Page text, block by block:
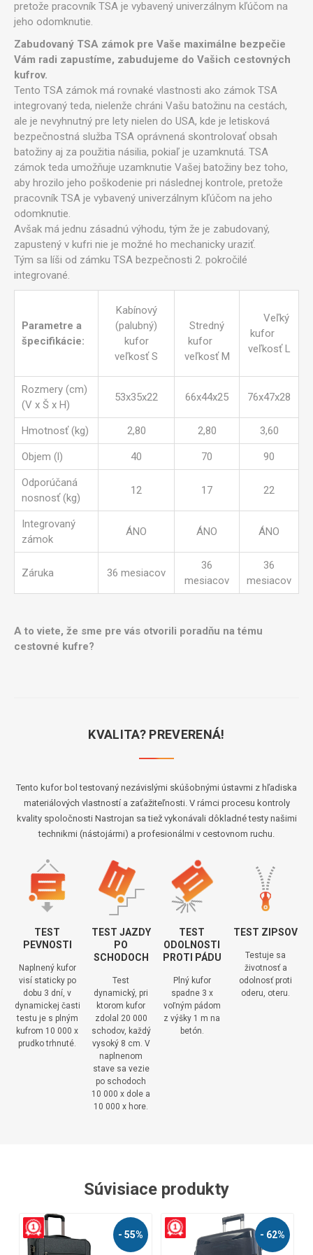
pretože pracovník TSA je vybavený univerzálnym kľúčom na
jeho odomknutie.
Zabudovaný TSA zámok pre Vaše maximálne bezpečie
Vám radi zapustíme, zabudujeme do Vašich cestovných
kufrov.
Tento TSA zámok má rovnaké vlastnosti ako zámok TSA
integrovaný teda, nielenže chráni Vašu batožinu na cestách,
ale je nevyhnutný pre lety nielen do USA, kde je letisková
bezpečnostná služba TSA oprávnená skontrolovať obsah
batožiny aj za použitia násilia, pokiaľ je uzamknutá. TSA
zámok teda umožňuje uzamknutie Vašej batožiny bez toho,
aby hrozilo jeho poškodenie pri následnej kontrole, pretože
pracovník TSA je vybavený univerzálnym kľúčom na jeho
odomknutie.
Avšak má jednu zásadnú výhodu, tým že je zabudovaný,
zapustený v kufri nie je možné ho mechanicky uraziť.
Tým sa líši od zámku TSA bezpečnosti 2. pokročilé
integrované.
Parametre a
špecifikácie:
Kabínový
(palubný)
kufor
veľkosť S
Stredný
kufor
veľkosť M
Veľký
kufor
veľkosť L
Rozmery (cm)
(V x Š x H)
53x35x22 66x44x25 76x47x28
Hmotnosť (kg) 2,80 2,80 3,60
Objem (l) 40 70 90
Odporúčaná
nosnosť (kg)
12 17 22
Integrovaný
zámok
ÁNO ÁNO ÁNO
Záruka 36 mesiacov
36
mesiacov
36
mesiacov
A to viete, že sme pre vás otvorili poradňu na tému
cestovné kufre?
KVALITA? PREVERENÁ!
Tento kufor bol testovaný nezávislými skúšobnými ústavmi z hľadiska
materiálových vlastností a zaťažiteľnosti. V rámci procesu kontroly
kvality spoločnosti Nastrojan sa tiež vykonávali dôkladné testy našimi
technikmi (nástojármi) a profesionálmi v cestovnom ruchu.
TEST
PEVNOSTI
Naplnený kufor
visí staticky po
dobu 3 dní, v
dynamickej časti
testu je s plným
kufrom 10 000 x
prudko trhnuté.
TEST JAZDY
PO
SCHODOCH
Test
dynamický, pri
ktorom kufor
zdolal 20 000
schodov, každý
vysoký 8 cm. V
naplnenom
stave sa vezie
po schodoch
10 000 x dole a
10 000 x hore.
TEST
ODOLNOSTI
PROTI PÁDU
Plný kufor
spadne 3 x
voľným pádom
z výšky 1 m na
betón.
TEST ZIPSOV
Testuje sa
životnosť a
odolnosť proti
oderu, oteru.
Súvisiace produkty
- 62% - 59%